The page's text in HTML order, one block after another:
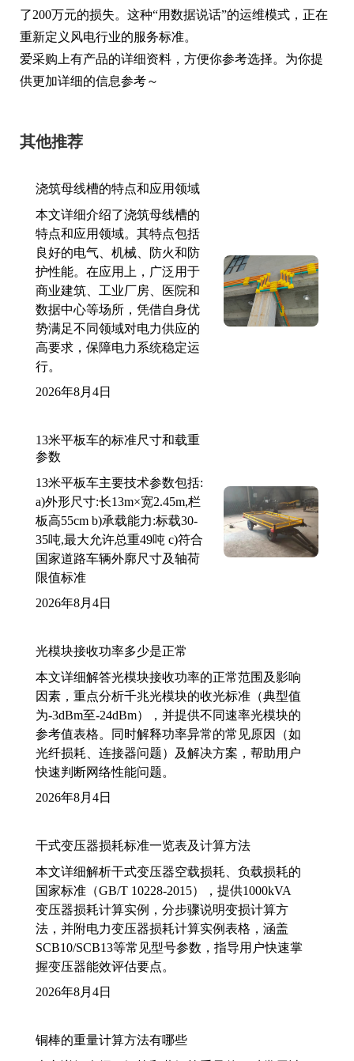
了200万元的损失。这种“用数据说话”的运维模式，正在
重新定义风电行业的服务标准。
爱采购上有产品的详细资料，方便你参考选择。为你提
供更加详细的信息参考～
其他推荐
浇筑母线槽的特点和应用领域
本文详细介绍了浇筑母线槽的
特点和应用领域。其特点包括
良好的电气、机械、防火和防
护性能。在应用上，广泛用于
商业建筑、工业厂房、医院和
数据中心等场所，凭借自身优
势满足不同领域对电力供应的
高要求，保障电力系统稳定运
行。
2026年8月4日
13米平板车的标准尺寸和载重
参数
13米平板车主要技术参数包括:
a)外形尺寸:长13m×宽2.45m,栏
板高55cm b)承载能力:标载30-
35吨,最大允许总重49吨 c)符合
国家道路车辆外廓尺寸及轴荷
限值标准
2026年8月4日
光模块接收功率多少是正常
本文详细解答光模块接收功率的正常范围及影响
因素，重点分析千兆光模块的收光标准（典型值
为-3dBm至-24dBm），并提供不同速率光模块的
参考值表格。同时解释功率异常的常见原因（如
光纤损耗、连接器问题）及解决方案，帮助用户
快速判断网络性能问题。
2026年8月4日
干式变压器损耗标准一览表及计算方法
本文详细解析干式变压器空载损耗、负载损耗的
国家标准（GB/T 10228-2015），提供1000kVA
变压器损耗计算实例，分步骤说明变损计算方
法，并附电力变压器损耗计算实例表格，涵盖
SCB10/SCB13等常见型号参数，指导用户快速掌
握变压器能效评估要点。
2026年8月4日
铜棒的重量计算方法有哪些